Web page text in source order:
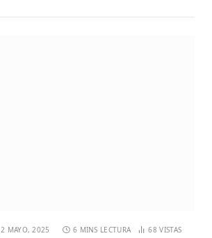
2 MAYO, 2025 6 MINS LECTURA 68VISTAS